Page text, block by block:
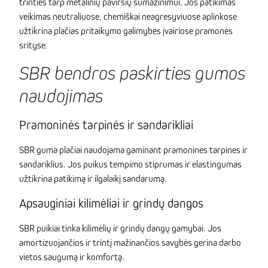
veikimas neutraliuose, chemiškai neagresyviuose aplinkose
užtikrina plačias pritaikymo galimybes įvairiose pramonės
srityse.
SBR bendros paskirties gumos
naudojimas
Pramoninės tarpinės ir sandarikliai
SBR guma plačiai naudojama gaminant pramonines tarpines ir
sandariklius. Jos puikus tempimo stiprumas ir elastingumas
užtikrina patikimą ir ilgalaikį sandarumą.
Apsauginiai kilimėliai ir grindų dangos
SBR puikiai tinka kilimėlių ir grindų dangų gamybai. Jos
amortizuojančios ir trintį mažinančios savybės gerina darbo
vietos saugumą ir komfortą.